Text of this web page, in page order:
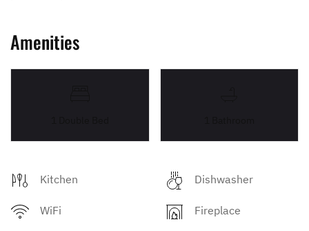
Amenities
Kitchen Dishwasher
WiFi Fireplace